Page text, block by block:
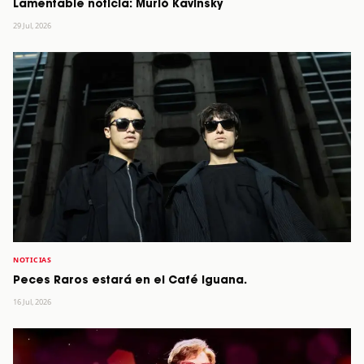
Lamentable noticia: Murió Kavinsky
29 Jul, 2026
NOTICIAS
Peces Raros estará en el Café Iguana.
16 Jul, 2026